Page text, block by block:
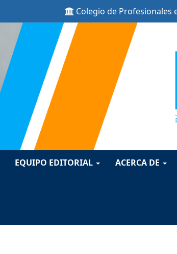
Colegio de Profesionales
EQUIPO EDITORIAL ACERCA DE